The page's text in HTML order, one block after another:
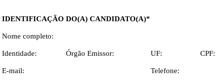
IDENTIFICAÇÃO DO(A) CANDIDATO(A)*
Nome completo:
Identidade: Órgão Emissor: UF: CPF:
E-mail: Telefone: